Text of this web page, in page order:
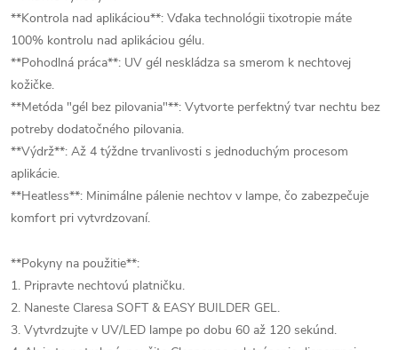
**Kontrola nad aplikáciou**: Vďaka technológii tixotropie máte
100% kontrolu nad aplikáciou gélu.
**Pohodlná práca**: UV gél neskládza sa smerom k nechtovej
kožičke.
**Metóda "gél bez pilovania"**: Vytvorte perfektný tvar nechtu bez
potreby dodatočného pilovania.
**Výdrž**: Až 4 týždne trvanlivosti s jednoduchým procesom
aplikácie.
**Heatless**: Minimálne pálenie nechtov v lampe, čo zabezpečuje
komfort pri vytvrdzovaní.
**Pokyny na použitie**:
1. Pripravte nechtovú platničku.
2. Naneste Claresa SOFT & EASY BUILDER GEL.
3. Vytvrdzujte v UV/LED lampe po dobu 60 až 120 sekúnd.